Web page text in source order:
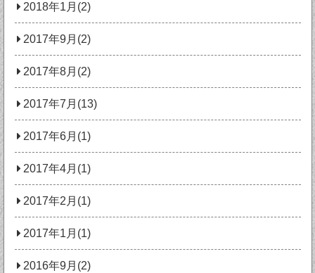
2018年1月(2)
2017年9月(2)
2017年8月(2)
2017年7月(13)
2017年6月(1)
2017年4月(1)
2017年2月(1)
2017年1月(1)
2016年9月(2)